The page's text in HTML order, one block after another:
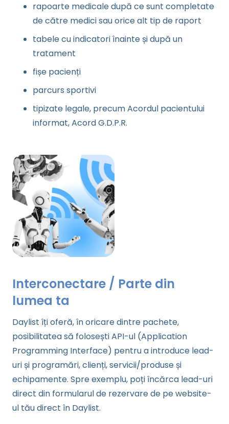
rapoarte medicale după ce sunt completate
de către medici sau orice alt tip de raport
tabele cu indicatori înainte și după un
tratament
fișe pacienți
parcurs sportivi
tipizate legale, precum Acordul pacientului
informat, Acord G.D.P.R.
Interconectare / Parte din
lumea ta
Daylist îți oferă, în oricare dintre pachete,
posibilitatea să folosești API-ul (Application
Programming Interface) pentru a introduce lead-
uri și programări, clienți, servicii/produse și
echipamente. Spre exemplu, poți încărca lead-uri
direct din formularul de rezervare de pe website-
ul tău direct în Daylist.